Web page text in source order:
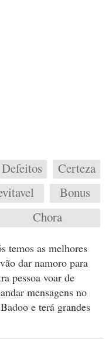
Defeitos
Certeza
Bonus
Chora
temos as melhores
dar namoro para
pessoa voar de
mensagens no
e terá grandes